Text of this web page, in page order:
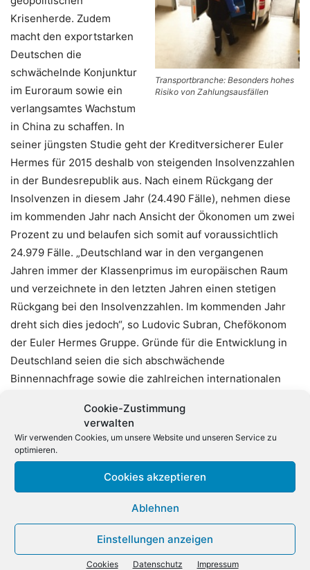
Cookie-Zustimmung
verwalten
Wir verwenden Cookies, um unsere Website und unseren Service zu
optimieren.
Cookies akzeptieren
Ablehnen
Einstellungen anzeigen
Cookies Datenschutz Impressum
Transportbranche: Besonders hohes
Risiko von Zahlungsausfällen
Krisenherde. Zudem
macht den exportstarken
Deutschen die
schwächelnde Konjunktur
im Euroraum sowie ein
verlangsamtes Wachstum
in China zu schaffen. In
seiner jüngsten Studie geht der Kreditversicherer Euler
Hermes für 2015 deshalb von steigenden Insolvenzzahlen
in der Bundesrepublik aus. Nach einem Rückgang der
Insolvenzen in diesem Jahr (24.490 Fälle), nehmen diese
im kommenden Jahr nach Ansicht der Ökonomen um zwei
Prozent zu und belaufen sich somit auf voraussichtlich
24.979 Fälle. „Deutschland war in den vergangenen
Jahren immer der Klassenprimus im europäischen Raum
und verzeichnete in den letzten Jahren einen stetigen
Rückgang bei den Insolvenzzahlen. Im kommenden Jahr
dreht sich dies jedoch“, so Ludovic Subran, Chefökonom
der Euler Hermes Gruppe. Gründe für die Entwicklung in
Deutschland seien die sich abschwächende
Binnennachfrage sowie die zahlreichen internationalen
In Deutschland ist das Risiko von Zahlungsausfällen in der
Papier- und Transportbranche besonders hoch, so Euler
Hermes weiter. Für diese Branchen werden Zuwächse von
neun beziehungsweise acht Prozent prognostiziert. Durch
die stagnierenden Umsätze deutscher Unternehmen
erwartet der Kreditversicherer zudem einen Rückgang der
operativen Gewinne um 1,7 Prozent. Insbesondere die
größten deutschen Industriezweige seien davon betroffen: